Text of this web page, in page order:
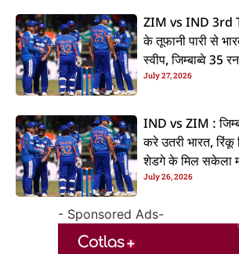
ZIM vs IND 3rd
के तूफानी पारी से
स्वीप, जिम्बाब्वे 35
July 27, 2026
IND vs ZIM :
करे उतरी भारत,
शेडगे के मिल सकेला
July 26, 2026
- Sponsored Ads-